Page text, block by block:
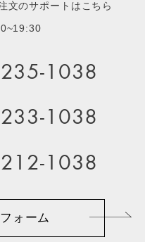
文のサポートはこちら
1038
1038
1038
ォーム